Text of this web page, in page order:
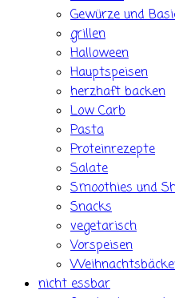
Gewürze und
grillen
Halloween
Hauptspeisen
herzhaft backen
Low Carb
Pasta
Proteinrezepte
Salate
Smoothies und
Snacks
vegetarisch
Vorspeisen
nicht essbar